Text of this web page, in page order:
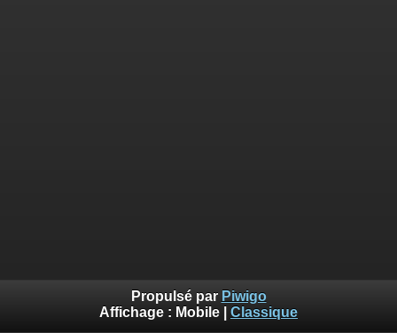
Propulsé par Piwigo
Affichage : Mobile Classique